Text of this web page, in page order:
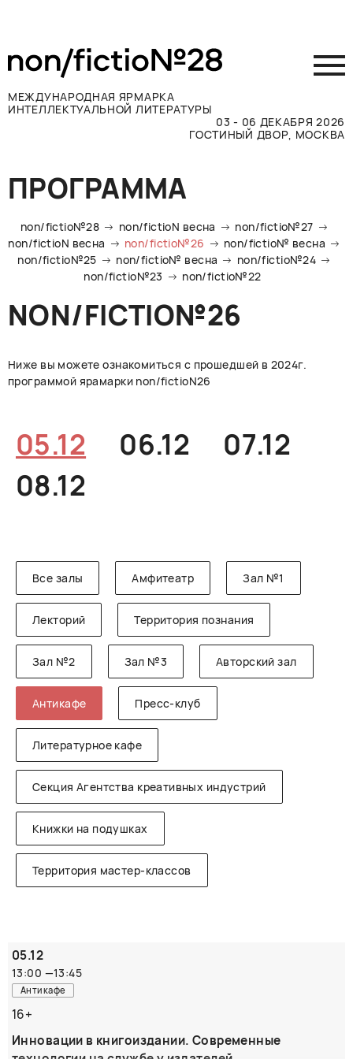
МЕЖДУНАРОДНАЯ ЯРМАРКА
ИНТЕЛЛЕКТУАЛЬНОЙ ЛИТЕРАТУРЫ
03 - 06 ДЕКАБРЯ 2026
ГОСТИНЫЙ ДВОР, МОСКВА
Принять участие
Участникам
Посетителям
Программа
Прессе
Контакты
РУССКИЙ ENGLISH CHINESE
ПРОГРАММА
non/fictio№28 non/fictioN весна
non/fictio№27
non/fictioN весна
non/fictio№26
non/fictio№ весна
non/fictio№25
non/fictio№ весна
non/fictio№24
non/fictio№23
non/fictio№22
NON/FICTIO№26
Ниже вы можете ознакомиться с прошедшей в 2024г.
программой ярамарки non/fictioN26
05.12 06.12
07.12
08.12
Все залы Амфитеатр Зал №1
Лекторий Территория познания
Зал №2 Зал №3 Авторский зал
Антикафе Пресс-клуб
Литературное кафе
Секция Агентства креативных индустрий
Книжки на подушках
Территория мастер-классов
05.12
13:00 —13:45
Антикафе
16+
Инновации в книгоиздании. Современные